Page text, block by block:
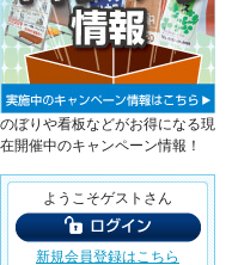
のぼりや看板などがお得になる現
在開催中のキャンペーン情報！
ようこそゲストさん
新規会員登録はこちら